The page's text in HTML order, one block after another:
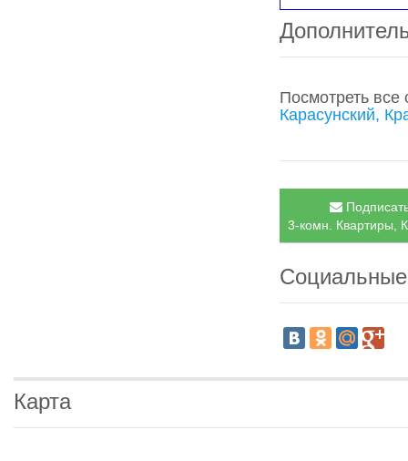
Посмотреть
Карасунский,
3-комн. Квартиры,
Карта